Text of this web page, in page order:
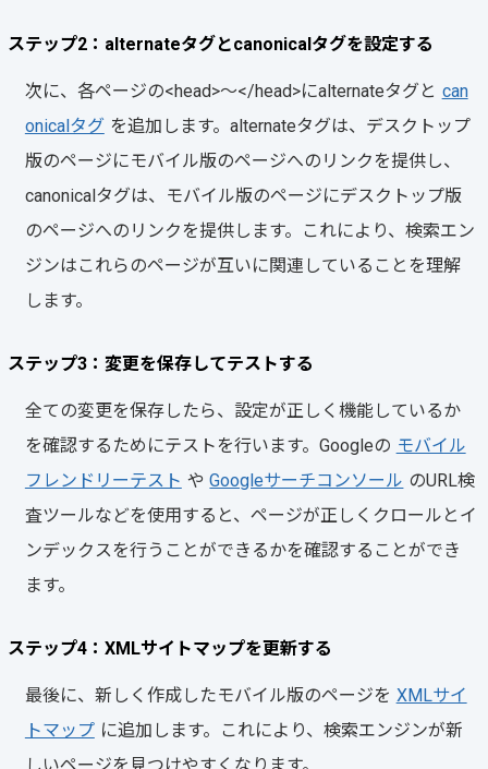
ステップ2：alternateタグとcanonicalタグを設定する
次に、各ページの<head>～</head>にalternateタグと can
onicalタグ を追加します。alternateタグは、デスクトップ
版のページにモバイル版のページへのリンクを提供し、
canonicalタグは、モバイル版のページにデスクトップ版
のページへのリンクを提供します。これにより、検索エン
ジンはこれらのページが互いに関連していることを理解
します。
ステップ3：変更を保存してテストする
全ての変更を保存したら、設定が正しく機能しているか
を確認するためにテストを行います。Googleの モバイル
フレンドリーテスト や Googleサーチコンソール のURL検
査ツールなどを使用すると、ページが正しくクロールとイ
ンデックスを行うことができるかを確認することができ
ます。
ステップ4：XMLサイトマップを更新する
最後に、新しく作成したモバイル版のページを XMLサイ
トマップ に追加します。これにより、検索エンジンが新